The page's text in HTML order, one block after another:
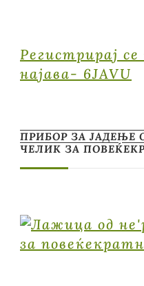
Регистрирај
најава- 6JAVU
ПРИБОР ЗА ЈАДЕЊЕ
ЧЕЛИК ЗА